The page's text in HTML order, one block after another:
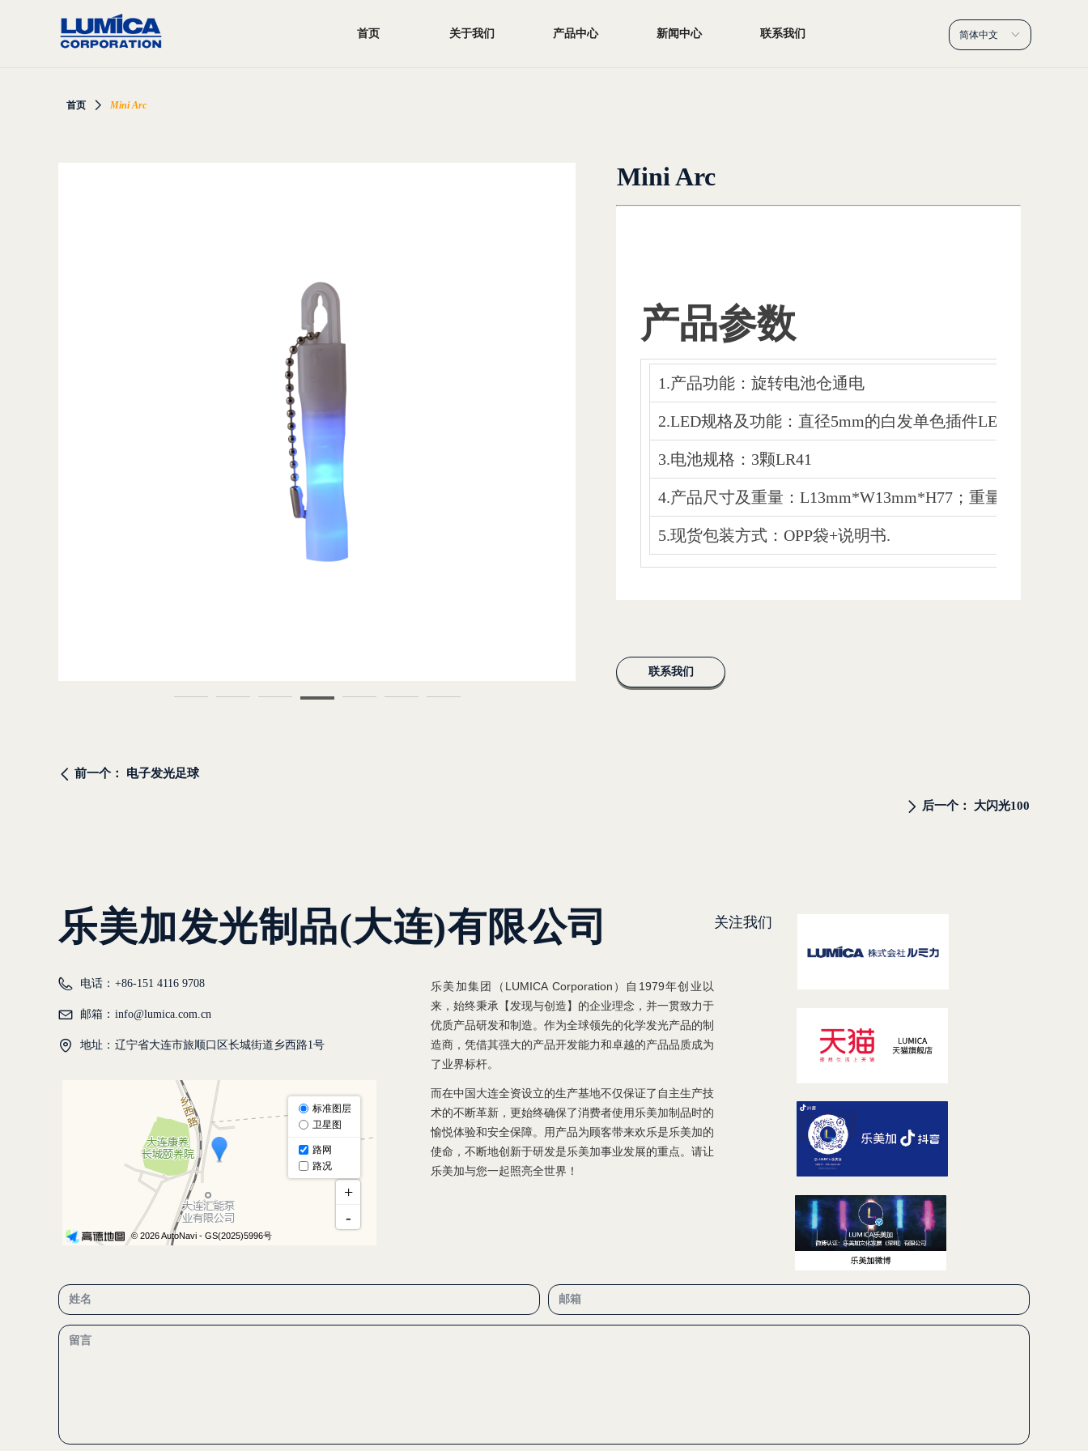
首页 关于我们 产品中心 新闻中心 联系我们 ꀅ
简体中文
首页 ꄲ Mini Arc
Mini Arc
产品参数
1.产品功能：旋转电池仓通电
2.LED规格及功能：直径5mm的白发单色插件LED，通电即
3.电池规格：3颗LR41
4.产品尺寸及重量：L13mm*W13mm*H77；重量7.2g.
5.现货包装方式：OPP袋+说明书.
联系我们
ꄴ 前一个： 电子发光足球
ꄲ 后一个： 大闪光100
电话： +86-151 4116 9708
邮箱： info@lumica.com.cn
地址： 辽宁省大连市旅顺口区长城街道乡西路1号
乐美加发光制品(大连)有限公司 关注我们
乐美加集团（LUMICA Corporation）自1979年创业以
来，始终秉承【发现与创造】的企业理念，并一贯致力于
优质产品研发和制造。作为全球领先的化学发光产品的制
造商，凭借其强大的产品开发能力和卓越的产品品质成为
了业界标杆。
而在中国大连全资设立的生产基地不仅保证了自主生产技
术的不断革新，更始终确保了消费者使用乐美加制品时的
愉悦体验和安全保障。用产品为顾客带来欢乐是乐美加的
使命，不断地创新于研发是乐美加事业发展的重点。请让
乐美加与您一起照亮全世界！